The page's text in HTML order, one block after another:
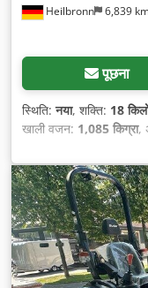
Heilbronn 6,839
पूछना
स्थिति:नया, शक्ति: 18
खाली वजन: 1,085 किग्रा,
,
संख्या:1, कुल लंबाई:2,760